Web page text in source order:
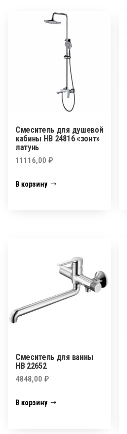
Смеситель для душевой
кабины HB 24816 «зонт»
латунь
11116,00 ₽
В корзину
Смеситель для ванны
HB 22652
4848,00 ₽
В корзину